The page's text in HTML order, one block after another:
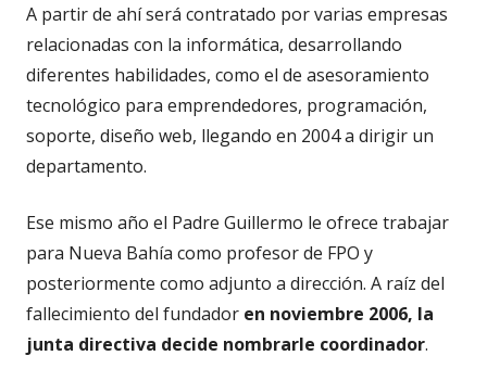
A partir de ahí será contratado por varias empresas
relacionadas con la informática, desarrollando
diferentes habilidades, como el de asesoramiento
tecnológico para emprendedores, programación,
soporte, diseño web, llegando en 2004 a dirigir un
departamento.
Ese mismo año el Padre Guillermo le ofrece trabajar
para Nueva Bahía como profesor de FPO y
posteriormente como adjunto a dirección. A raíz del
fallecimiento del fundador en noviembre 2006, la
junta directiva decide nombrarle coordinador.